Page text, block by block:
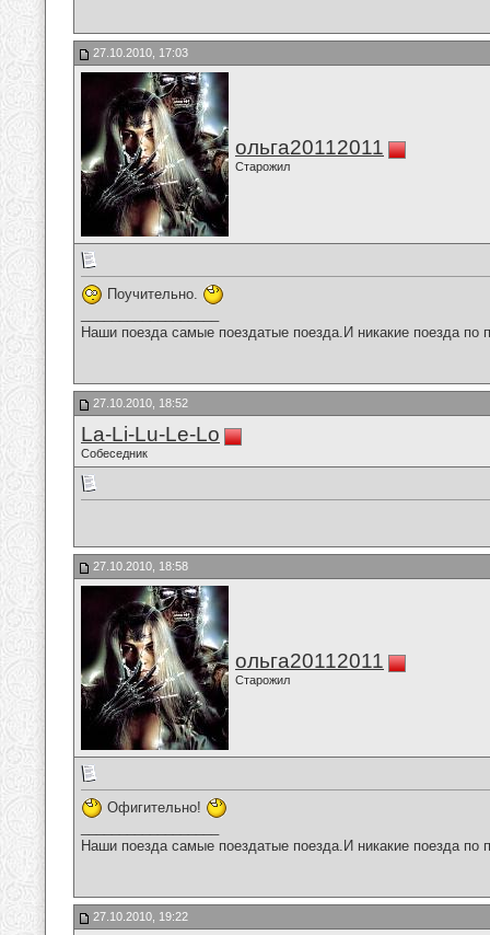
27.10.2010, 17:03
ольга20112011
Старожил
Поучительно.
Наши поезда самые поездатые поезда.И никакие поезда по
27.10.2010, 18:52
La-Li-Lu-Le-Lo
Собеседник
27.10.2010, 18:58
ольга20112011
Старожил
Офигительно!
Наши поезда самые поездатые поезда.И никакие поезда по
27.10.2010, 19:22